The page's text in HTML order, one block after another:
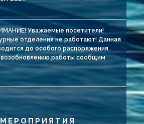
Уважаемые посетители!
отделения не работают! Данная
до особого распоряжения.
работы сообщим
МЕРОПРИЯТИЯ